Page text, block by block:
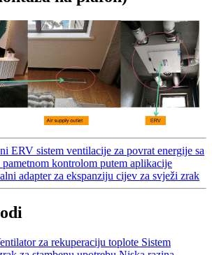
ERV sistem ventilacije za povrat energije sa
kontrolom putem aplikacije
adapter za ekspanziju cijev za svježi zrak